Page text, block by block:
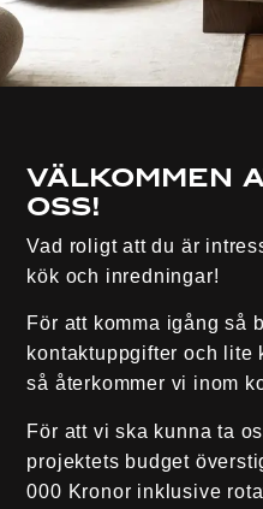
oss!
Vad roligt att du är
kök och inredningar!
För att komma igång så
kontaktuppgifter och lite
så återkommer vi inom
För att vi ska kunna ta
projektets budget
000 Kronor inklusive